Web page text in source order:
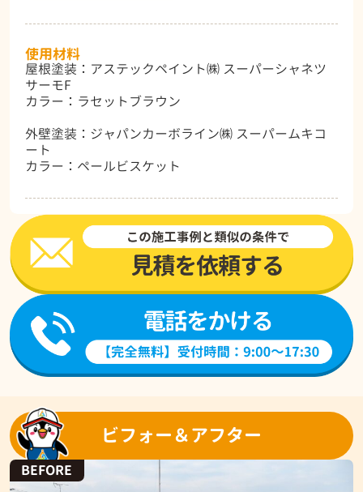
使用材料
屋根塗装：アステックペイント㈱ スーパーシャネツ
サーモF
カラー：ラセットブラウン
外壁塗装：ジャパンカーボライン㈱ スーパームキコ
ート
カラー：ペールビスケット
ビフォー＆アフター